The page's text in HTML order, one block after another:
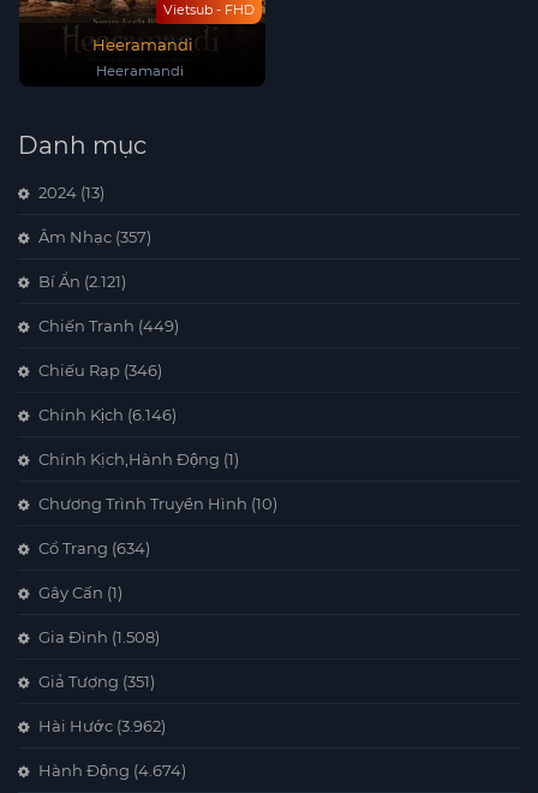
Vietsub - FHD
Heeramandi
Heeramandi
Danh mục
2024 (13)
Âm Nhạc (357)
Bí Ẩn (2.121)
Chiến Tranh (449)
Chiếu Rạp (346)
Chính Kịch (6.146)
Chính Kịch,Hành Động (1)
Chương Trình Truyền Hình (10)
Cổ Trang (634)
Gây Cấn (1)
Gia Đình (1.508)
Giả Tượng (351)
Hài Hước (3.962)
Hành Động (4.674)